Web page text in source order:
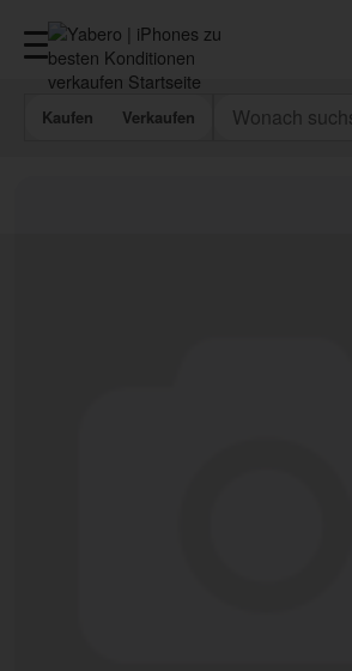
Kaufen Verkaufen